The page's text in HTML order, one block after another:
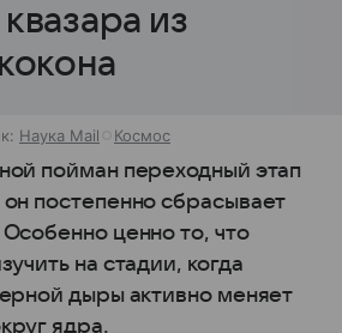
из
Наука Mail Космос
пойман переходный этап
постепенно сбрасывает
ценно то, что
на стадии, когда
дыры активно меняет
ядра.